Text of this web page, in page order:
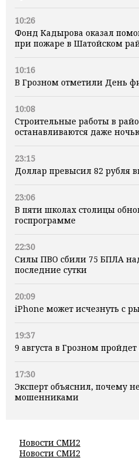
10:26
Фонд Кадырова оказал
при пожаре в Шатойском
10:16
В Грозном отметили День
10:08
Строительные работы в
останавливаются даже
23:15
Доллар превысил 82 рубля
23:06
В пяти школах столицы
госпрограмме
22:30
Силы ПВО сбили 75 БПЛА
последние сутки
20:09
iPhone может исчезнуть с
19:37
9 августа в Грозном
17:30
Эксперт объяснил, почему
мошенниками
Новости СМИ2
Новости СМИ2